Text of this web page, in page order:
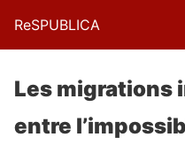
ReSPUBLICA
Les migrations
entre